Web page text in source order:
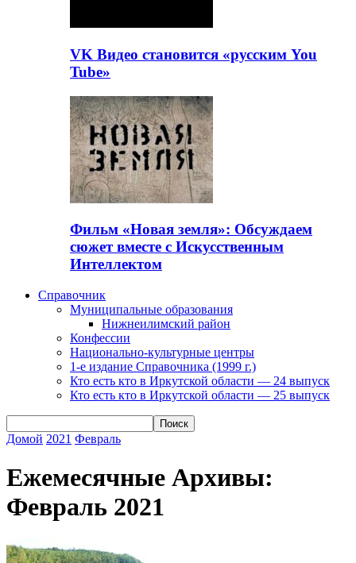
VK Видео становится «русским You
Tube»
Фильм «Новая земля»: Обсуждаем
сюжет вместе с Искусственным
Интеллектом
Справочник
Муниципальные образования
Нижнеилимский район
Конфессии
Национально-культурные центры
1-е издание Справочника (1999 г.)
Кто есть кто в Иркутской области — 24 выпуск
Кто есть кто в Иркутской области — 25 выпуск
Домой 2021 Февраль
Ежемесячные Архивы:
Февраль 2021